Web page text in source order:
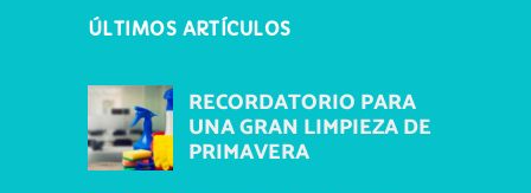
ÚLTIMOS ARTÍCULOS
RECORDATORIO PARA
UNA GRAN LIMPIEZA DE
PRIMAVERA